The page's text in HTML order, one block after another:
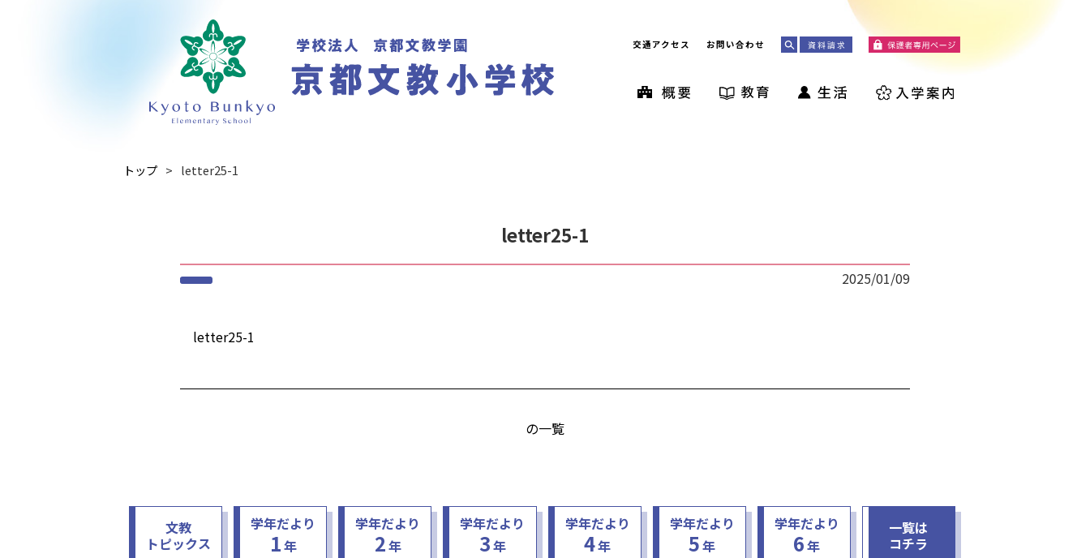
交通アクセス お問い合わせ
トップ letter25-1
letter25-1
2025/01/09
letter25-1
の一覧
文教
トピックス
学年だより
1年
学年だより
2年
学年だより
3年
学年だより
4年
学年だより
5年
学年だより
6年
一覧は
コチラ